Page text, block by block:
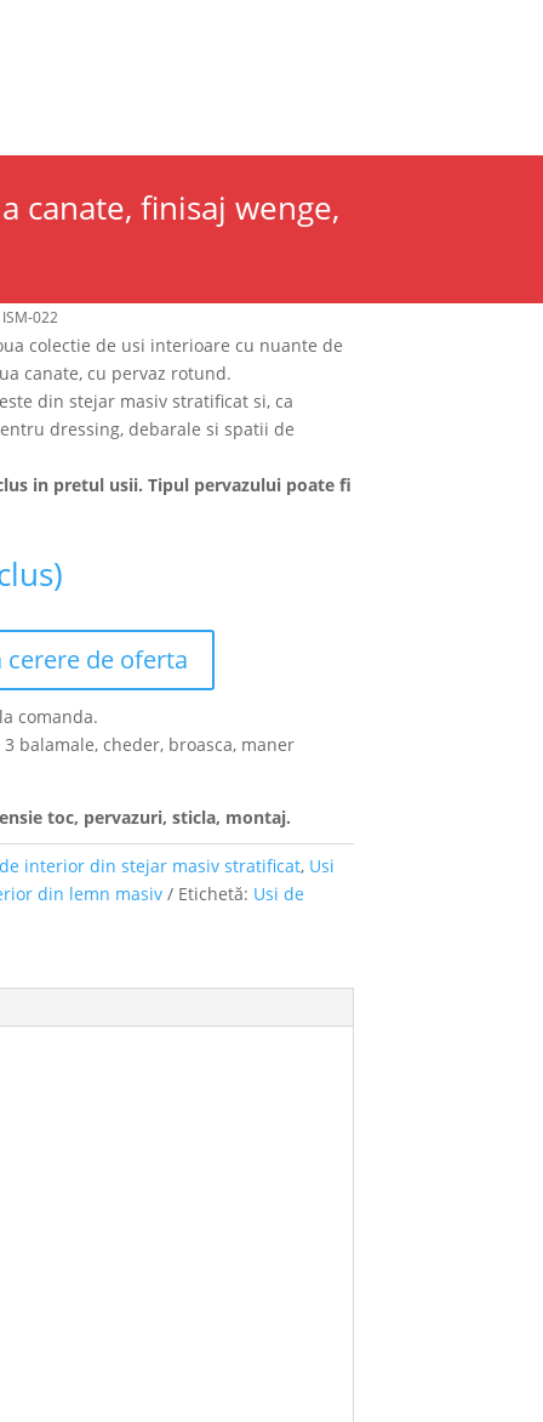
canate, finisaj wenge,
022
colectie de usi interioare cu nuante de
canate, cu pervaz rotund.
din stejar masiv stratificat si, ca
dressing, debarale si spatii de
in pretul usii. Tipul pervazului poate fi
cerere de oferta
comanda.
balamale, cheder, broasca, maner
toc, pervazuri, sticla, montaj.
interior din stejar masiv stratificat, Usi
din lemn masiv
Etichetă: Usi de